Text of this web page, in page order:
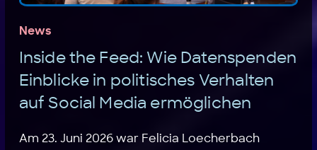
News
Inside the Feed: Wie Datenspenden
Einblicke in politisches Verhalten
auf Social Media ermöglichen
Am 23. Juni 2026 war Felicia Loecherbach